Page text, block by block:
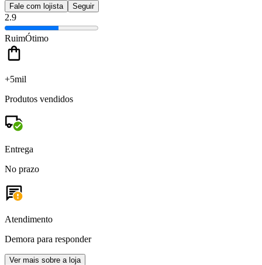
Fale com lojista Seguir
2.9
RuimÓtimo
+5mil
Produtos vendidos
Entrega
No prazo
Atendimento
Demora para responder
Ver mais sobre a loja